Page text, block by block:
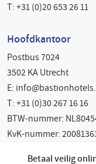
T: +31 (0)20 653 26 11
Hoofdkantoor
Postbus 7024
3502 KA Utrecht
E:
T: +31 (0)30 267 16 16
BTW-nummer:
KvK-nummer:
Betaal veilig